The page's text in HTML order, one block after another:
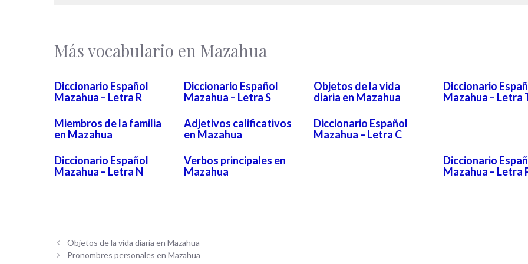
Más vocabulario en Mazahua
Diccionario Español
Mazahua – Letra R
Diccionario Español
Mazahua – Letra S
Objetos de la vida
diaria en Mazahua
Diccionario
Mazahua – Letra
Miembros de la familia
en Mazahua
Adjetivos calificativos
en Mazahua
Diccionario Español
Mazahua – Letra C
Diccionario Español
Mazahua – Letra N
Verbos principales en
Mazahua
Diccionario
Mazahua – Letra
Objetos de la vida diaria en Mazahua
Pronombres personales en Mazahua